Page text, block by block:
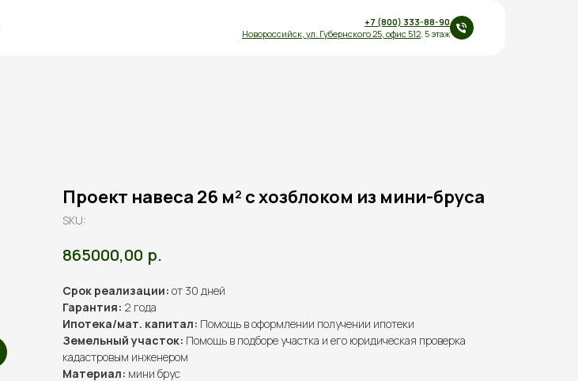
+7 (800) 333-88-90
Новороссийск, ул. Губернского 25, офис 512, 5 этаж
Проект навеса 26 м² с хозблоком из мини-бруса
SKU:
865000,00 р.
Срок реализации: от 30 дней
Гарантия: 2 года
Ипотека/мат. капитал: Помощь в оформлении получении ипотеки
Земельный участок: Помощь в подборе участка и его юридическая проверка
кадастровым инженером
Материал: мини брус